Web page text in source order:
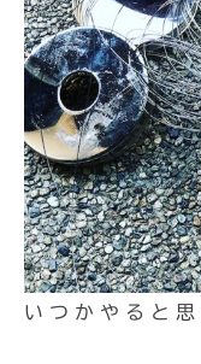
いつかやると